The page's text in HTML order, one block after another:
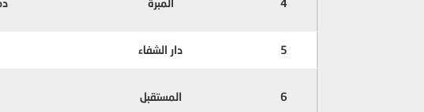
4 المبرة
5 دار الشفاء
6 المستقبل